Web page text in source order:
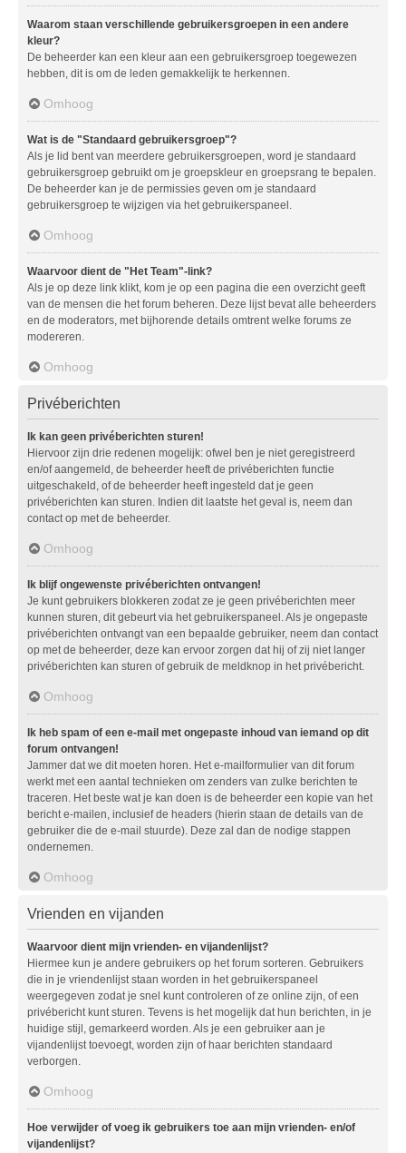
Waarom staan verschillende gebruikersgroepen in een andere
kleur?
De beheerder kan een kleur aan een gebruikersgroep toegewezen
hebben, dit is om de leden gemakkelijk te herkennen.
Omhoog
Wat is de "Standaard gebruikersgroep"?
Als je lid bent van meerdere gebruikersgroepen, word je standaard
gebruikersgroep gebruikt om je groepskleur en groepsrang te bepalen.
De beheerder kan je de permissies geven om je standaard
gebruikersgroep te wijzigen via het gebruikerspaneel.
Omhoog
Waarvoor dient de "Het Team"-link?
Als je op deze link klikt, kom je op een pagina die een overzicht geeft
van de mensen die het forum beheren. Deze lijst bevat alle beheerders
en de moderators, met bijhorende details omtrent welke forums ze
modereren.
Omhoog
Privéberichten
Ik kan geen privéberichten sturen!
Hiervoor zijn drie redenen mogelijk: ofwel ben je niet geregistreerd
en/of aangemeld, de beheerder heeft de privéberichten functie
uitgeschakeld, of de beheerder heeft ingesteld dat je geen
privéberichten kan sturen. Indien dit laatste het geval is, neem dan
contact op met de beheerder.
Omhoog
Ik blijf ongewenste privéberichten ontvangen!
Je kunt gebruikers blokkeren zodat ze je geen privéberichten meer
kunnen sturen, dit gebeurt via het gebruikerspaneel. Als je ongepaste
privéberichten ontvangt van een bepaalde gebruiker, neem dan contact
op met de beheerder, deze kan ervoor zorgen dat hij of zij niet langer
privéberichten kan sturen of gebruik de meldknop in het privébericht.
Omhoog
Ik heb spam of een e-mail met ongepaste inhoud van iemand op dit
forum ontvangen!
Jammer dat we dit moeten horen. Het e-mailformulier van dit forum
werkt met een aantal technieken om zenders van zulke berichten te
traceren. Het beste wat je kan doen is de beheerder een kopie van het
bericht e-mailen, inclusief de headers (hierin staan de details van de
gebruiker die de e-mail stuurde). Deze zal dan de nodige stappen
ondernemen.
Omhoog
Vrienden en vijanden
Waarvoor dient mijn vrienden- en vijandenlijst?
Hiermee kun je andere gebruikers op het forum sorteren. Gebruikers
die in je vriendenlijst staan worden in het gebruikerspaneel
weergegeven zodat je snel kunt controleren of ze online zijn, of een
privébericht kunt sturen. Tevens is het mogelijk dat hun berichten, in je
huidige stijl, gemarkeerd worden. Als je een gebruiker aan je
vijandenlijst toevoegt, worden zijn of haar berichten standaard
verborgen.
Omhoog
Hoe verwijder of voeg ik gebruikers toe aan mijn vrienden- en/of
vijandenlijst?